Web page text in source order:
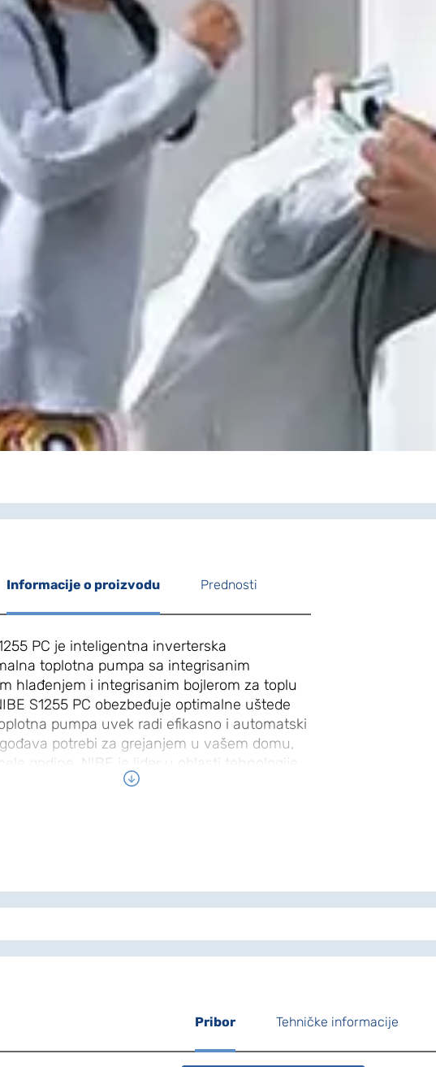
Informacije o proizvodu Prednosti
PC je inteligentna inverterska
toplotna pumpa sa integrisanim
hlađenjem i integrisanim bojlerom za toplu
S1255 PC obezbeđuje optimalne uštede
pumpa uvek radi efikasno i automatski
potrebi za grejanjem u vašem domu,
godine. NIBE je lider u oblasti tehnologije
i ima dugogodišnje iskustvo sa
automatski prilagođava klimatizaciju u
dok imate potpunu kontrolu sa svog
Pribor Tehničke informacije